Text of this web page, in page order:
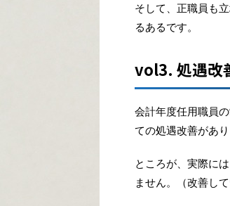
そして、正職員も
るあるです。
vol3. 処遇改
会計年度任用職員
ての処遇改善があり
ところが、実際に
ません。（改善し